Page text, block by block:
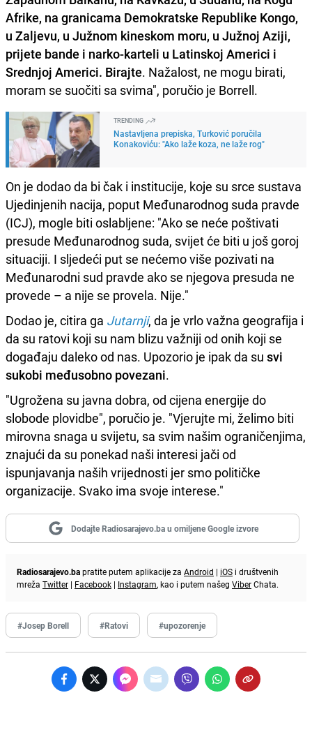
Afrike, na granicama Demokratske Republike Kongo,
u Zaljevu, u Južnom kineskom moru, u Južnoj Aziji,
prijete bande i narko-karteli u Latinskoj Americi i
Srednjoj Americi. Birajte. Nažalost, ne mogu birati,
moram se suočiti sa svima", poručio je Borrell.
TRENDING
Nastavljena prepiska, Turković poručila
Konakoviću: "Ako laže koza, ne laže rog"
On je dodao da bi čak i institucije, koje su srce sustava
Ujedinjenih nacija, poput Međunarodnog suda pravde
(ICJ), mogle biti oslabljene: "Ako se neće poštivati
presude Međunarodnog suda, svijet će biti u još goroj
situaciji. I sljedeći put se nećemo više pozivati ​​na
Međunarodni sud pravde ako se njegova presuda ne
provede – a nije se provela. Nije."
Dodao je, citira ga Jutarnji, da je vrlo važna geografija i
da su ratovi koji su nam blizu važniji od onih koji se
događaju daleko od nas. Upozorio je ipak da su svi
sukobi međusobno povezani.
"Ugrožena su javna dobra, od cijena energije do
slobode plovidbe", poručio je. "Vjerujte mi, želimo biti
mirovna snaga u svijetu, sa svim našim ograničenjima,
znajući da su ponekad naši interesi jači od
ispunjavanja naših vrijednosti jer smo političke
organizacije. Svako ima svoje interese."
Dodajte Radiosarajevo.ba u omiljene Google izvore
Radiosarajevo.bapratite putem aplikacije za Android | iOS i društvenih
mreža Twitter | Facebook | Instagram, kao i putem našeg ViberChata.
#Josep Borell #Ratovi #upozorenje